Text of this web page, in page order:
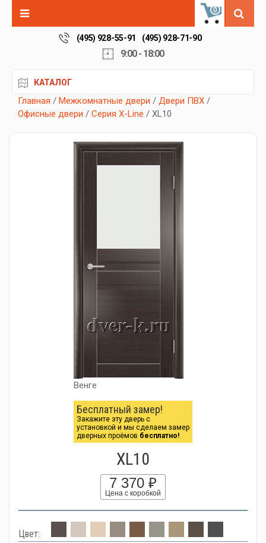
0
(495) 928-55-91 (495) 928-71-90
9:00 - 18:00
КАТАЛОГ
Главная / Межкомнатные двери / Двери ПВХ /
Офисные двери / Серия X-Line / XL10
Венге
Бесплатный замер!
Закажите эту дверь с
установкой и мы сделаем замер
дверных проёмов бесплатно!
XL10
7 370 ₽
Цена с коробкой
Цвет: